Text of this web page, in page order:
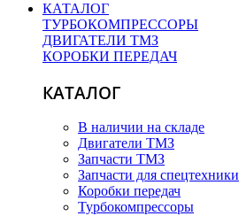
КАТАЛОГ
ТУРБОКОМПРЕССОРЫ
ДВИГАТЕЛИ ТМЗ
КОРОБКИ ПЕРЕДАЧ
КАТАЛОГ
В наличии на складе
Двигатели ТМЗ
Запчасти ТМЗ
Запчасти для спецтехники
Коробки передач
Турбокомпрессоры